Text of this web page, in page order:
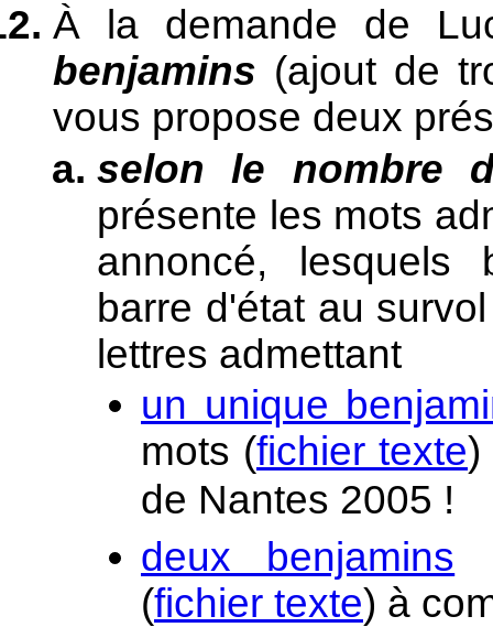
À la demande de
benjamins (ajout de
vous propose deux
selon le nombre
présente les mots
annoncé, lesquels
barre d'état au
lettres admettant
un unique
mots (fichier texte)
de Nantes 2005 !
deux benjamins
(fichier texte) à